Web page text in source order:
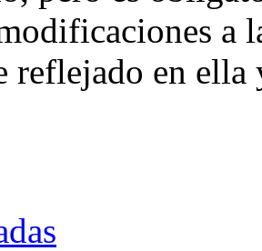
a
reflejado en ella